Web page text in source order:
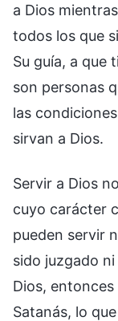
a Dios
todos los que
Su guía, a que
son personas
las
sirvan a Dios.
Servir a Dios
cuyo carácter
pueden servir
sido juzgado
Dios,
Satanás, lo